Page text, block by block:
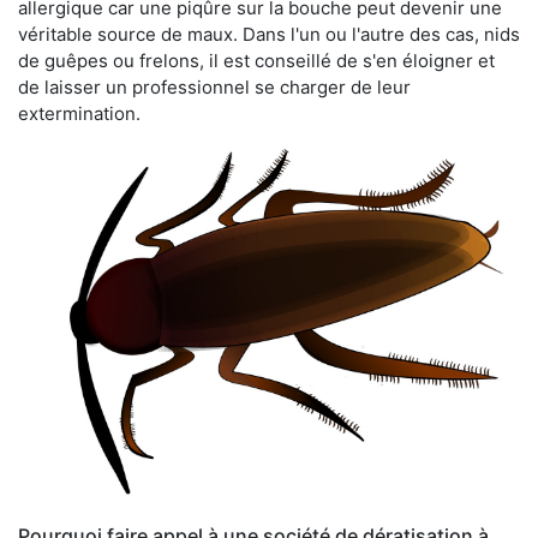
allergique car une piqûre sur la bouche peut devenir une
véritable source de maux. Dans l'un ou l'autre des cas, nids
de guêpes ou frelons, il est conseillé de s'en éloigner et
de laisser un professionnel se charger de leur
extermination.